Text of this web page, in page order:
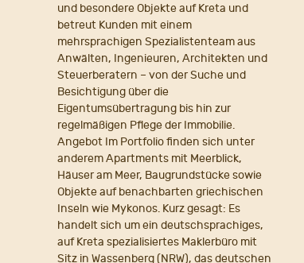
und besondere Objekte auf Kreta und
betreut Kunden mit einem
mehrsprachigen Spezialistenteam aus
Anwälten, Ingenieuren, Architekten und
Steuerberatern – von der Suche und
Besichtigung über die
Eigentumsübertragung bis hin zur
regelmäßigen Pflege der Immobilie.
Angebot Im Portfolio finden sich unter
anderem Apartments mit Meerblick,
Häuser am Meer, Baugrundstücke sowie
Objekte auf benachbarten griechischen
Inseln wie Mykonos. Kurz gesagt: Es
handelt sich um ein deutschsprachiges,
auf Kreta spezialisiertes Maklerbüro mit
Sitz in Wassenberg (NRW), das deutschen